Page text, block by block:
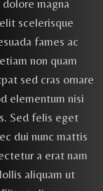
magna
scelerisque
fames ac
non quam
sed cras ornare
elementum nisi
Sed felis eget
dui nunc mattis
a erat nam
aliquam ut